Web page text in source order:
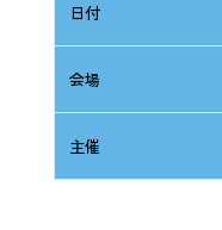
日付
会場
主催